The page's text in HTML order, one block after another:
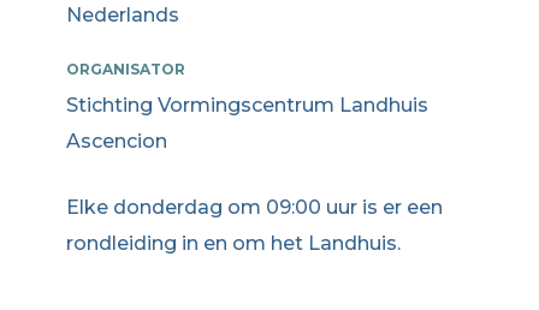
Nederlands
ORGANISATOR
Stichting Vormingscentrum Landhuis
Ascencion
Elke donderdag om 09:00 uur is er een
rondleiding in en om het Landhuis.